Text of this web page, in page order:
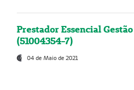
Prestador Essencial
(51004354-7)
04 de Maio de 2021